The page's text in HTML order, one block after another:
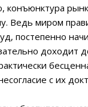
конъюнктура
Ведь миром
постепенно
доходит
с их